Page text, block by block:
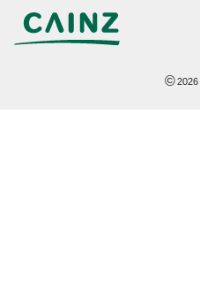
©2026